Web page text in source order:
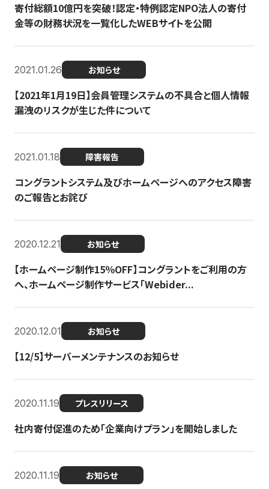
寄付総額10億円を突破！認定・特例認定NPO法人の寄付
金等の財務状況を一覧化したWEBサイトを公開
2021.01.26 お知らせ
【2021年1月19日】会員管理システムの不具合と個人情報
漏洩のリスクが生じた件について
2021.01.18 障害報告
コングラントシステム及びホームページへのアクセス障害
のご報告とお詫び
2020.12.21 お知らせ
【ホームページ制作15％OFF】コングラントをご利用の方
へ、ホームページ制作サービス「Webider...
2020.12.01 お知らせ
【12/5】サーバーメンテナンスのお知らせ
2020.11.19 プレスリリース
社内寄付促進のため「企業向けプラン」を開始しました
2020.11.19 お知らせ